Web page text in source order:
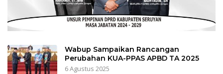
Wabup Sampaikan Rancangan
Perubahan KUA-PPAS APBD TA 2025
6 Agustus 2025